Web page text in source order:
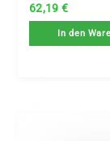
62,19 €
In den